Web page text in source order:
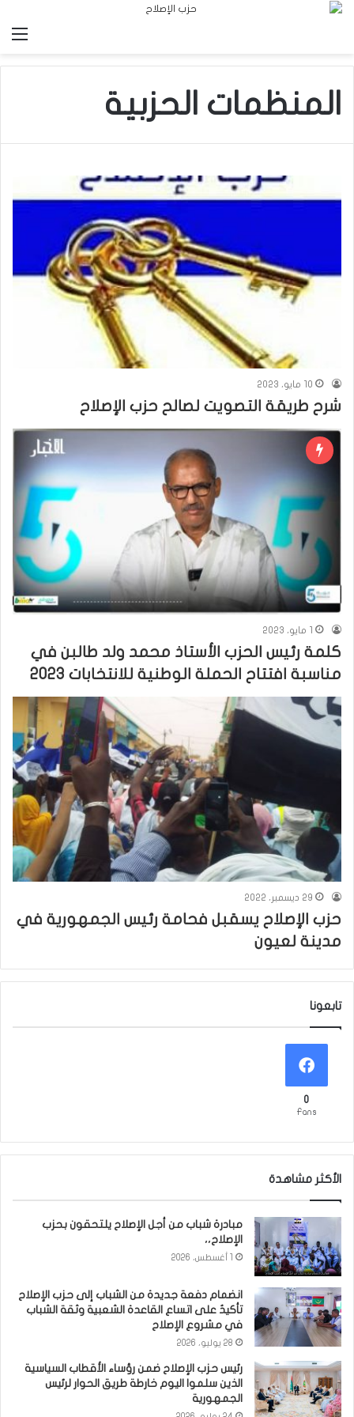
المنظمات الحزبية
10 مايو، 2023
شرح طريقة التصويت لصالح حزب الإصلاح
1 مايو، 2023
كلمة رئيس الحزب الأستاذ محمد ولد طالبن في
مناسبة افتتاح الحملة الوطنية للانتخابات 2023
29 ديسمبر، 2022
حزب الإصلاح يسقبل فحامة رئيس الجمهورية في
مدينة لعيون
تابعونا
0
Fans
الأكثر مشاهدة
مبادرة شباب من أجل الإصلاح يلتحقون بحزب
الإصلاح،،
انضمام دفعة جديدة من الشباب إلى حزب الإصلاح
تأكيدٌ على اتساع القاعدة الشعبية وثقة الشباب
في مشروع الإصلاح
28 يوليو، 2026
رئيس حزب الإصلاح ضمن رؤساء الأقطاب السياسية
الذين سلموا اليوم خارطة طريق الحوار لرئيس
الجمهورية